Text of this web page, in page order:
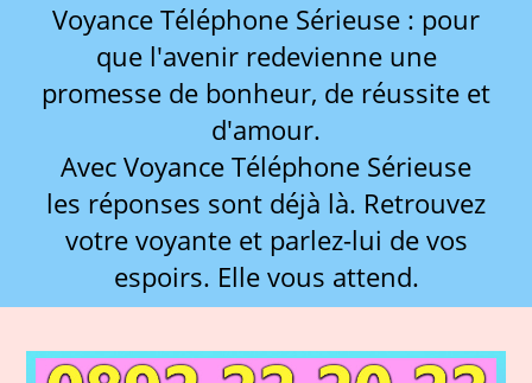
Voyance Téléphone Sérieuse : pour
que l'avenir redevienne une
promesse de bonheur, de réussite et
d'amour.
Avec Voyance Téléphone Sérieuse
les réponses sont déjà là. Retrouvez
votre voyante et parlez-lui de vos
espoirs. Elle vous attend.